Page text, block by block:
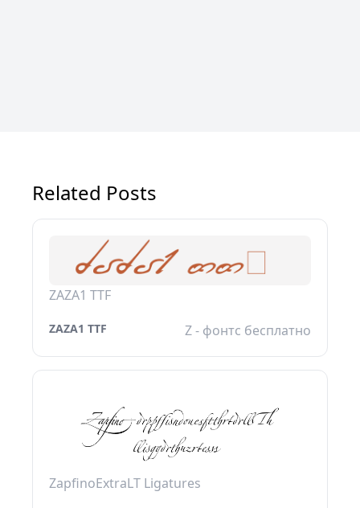
Related Posts
ZAZA1 TTF
ZAZA1 TTF Z - фонтс бесплатно
ZapfinoExtraLT Ligatures